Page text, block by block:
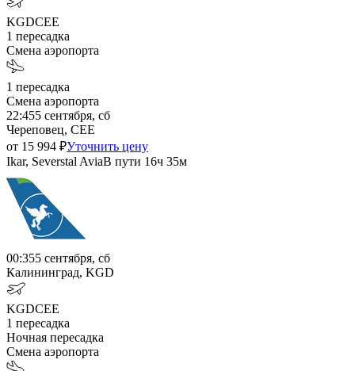
KGDCEE
1 пересадка
Смена аэропорта
1 пересадка
Смена аэропорта
22:455 сентября, сб
Череповец, CEE
от 15 994 ₽Уточнить цену
Ikar, Severstal AviaВ пути 16ч 35м
00:355 сентября, сб
Калининград, KGD
KGDCEE
1 пересадка
Ночная пересадка
Смена аэропорта